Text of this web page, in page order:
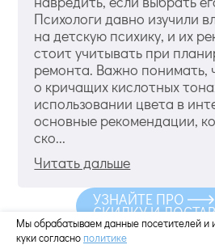
Психологи давно изучили
на детскую психику, и их
стоит учитывать при
ремонта. Важно понимать,
о кричащих кислотных
использовании цвета в
основные рекомендации,
ско...
Читать дальше
Мы обрабатываем данные посетителей и
куки согласно политике
УЗНАЙТЕ ПРО
СКИДКУ И